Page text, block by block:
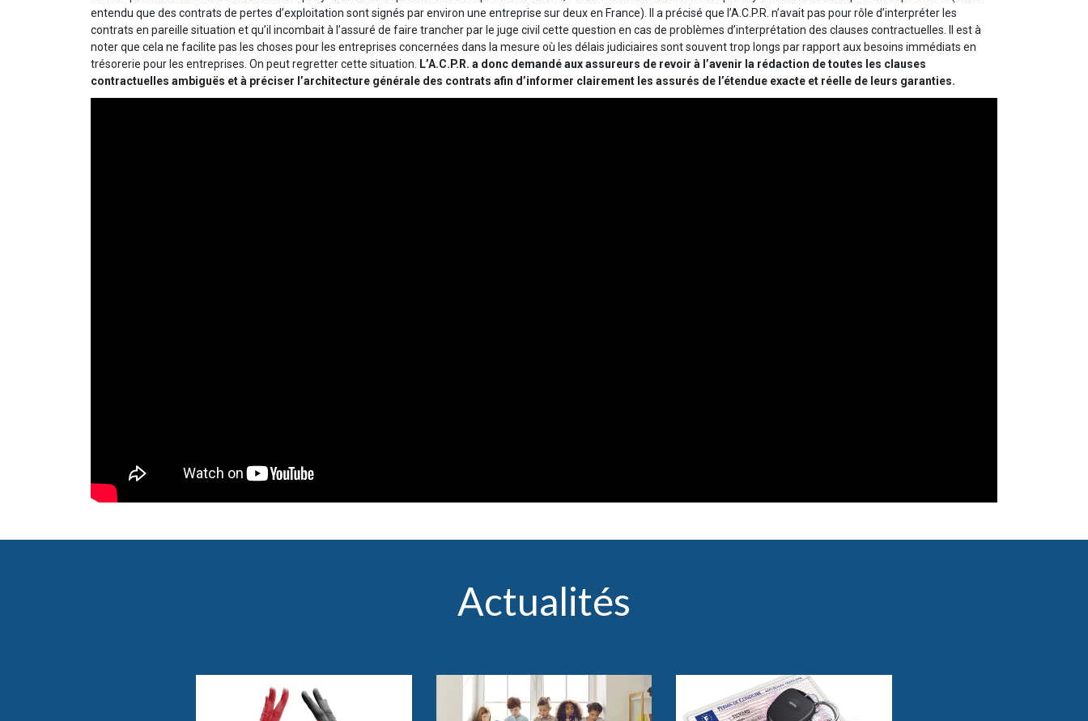
entendu que des contrats de pertes d’exploitation sont signés par environ une entreprise sur deux en France). Il a précisé que l’A.C.P.R. n’avait pas pour rôle d’interpréter les
contrats en pareille situation et qu’il incombait à l’assuré de faire trancher par le juge civil cette question en cas de problèmes d’interprétation des clauses contractuelles. Il est à
noter que cela ne facilite pas les choses pour les entreprises concernées dans la mesure où les délais judiciaires sont souvent trop longs par rapport aux besoins immédiats en
trésorerie pour les entreprises. On peut regretter cette situation.
L’A.C.P.R. a donc demandé aux assureurs de revoir à l’avenir la rédaction de toutes les clauses
contractuelles ambiguës et à préciser l’architecture générale des contrats afin d’informer clairement les assurés de l’étendue exacte et réelle de leurs garanties.
Actualités